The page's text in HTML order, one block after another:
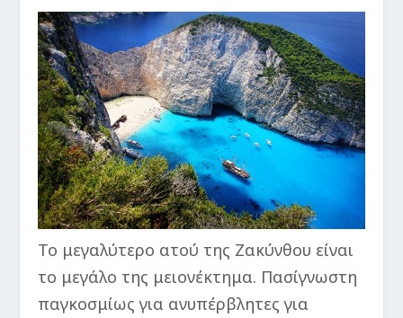
Το μεγαλύτερο ατού της Ζακύνθου είναι
το μεγάλο της μειονέκτημα. Πασίγνωστη
παγκοσμίως για ανυπέρβλητες για